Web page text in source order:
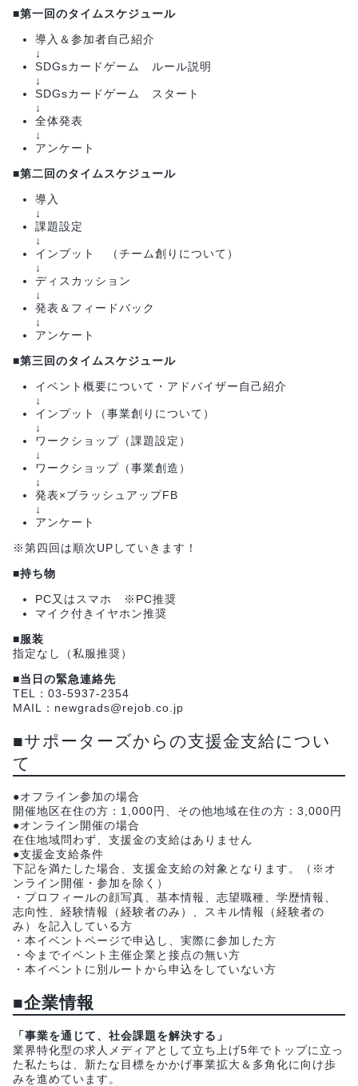
■第一回のタイムスケジュール
導入＆参加者自己紹介
↓
SDGsカードゲーム ルール説明
↓
SDGsカードゲーム スタート
↓
全体発表
↓
アンケート
■第二回のタイムスケジュール
導入
↓
課題設定
↓
インプット （チーム創りについて）
↓
ディスカッション
↓
発表＆フィードバック
↓
アンケート
■第三回のタイムスケジュール
イベント概要について・アドバイザー自己紹介
↓
インプット（事業創りについて）
↓
ワークショップ（課題設定）
↓
ワークショップ（事業創造）
↓
発表×ブラッシュアップFB
↓
アンケート
※第四回は順次UPしていきます！
■持ち物
PC又はスマホ ※PC推奨
マイク付きイヤホン推奨
■服装
指定なし（私服推奨）
■当日の緊急連絡先
TEL：03-5937-2354
MAIL：newgrads@rejob.co.jp
■サポーターズからの支援金支給につい
て
●オフライン参加の場合
開催地区在住の方：1,000円、その他地域在住の方：3,000円
●オンライン開催の場合
在住地域問わず、支援金の支給はありません
●支援金支給条件
下記を満たした場合、支援金支給の対象となります。（※オ
ンライン開催・参加を除く）
・プロフィールの顔写真、基本情報、志望職種、学歴情報、
志向性、経験情報（経験者のみ）、スキル情報（経験者の
み）を記入している方
・本イベントページで申込し、実際に参加した方
・今までイベント主催企業と接点の無い方
・本イベントに別ルートから申込をしていない方
■企業情報
「事業を通じて、社会課題を解決する」
業界特化型の求人メディアとして立ち上げ5年でトップに立っ
た私たちは、新たな目標をかかげ事業拡大＆多角化に向け歩
みを進めています。